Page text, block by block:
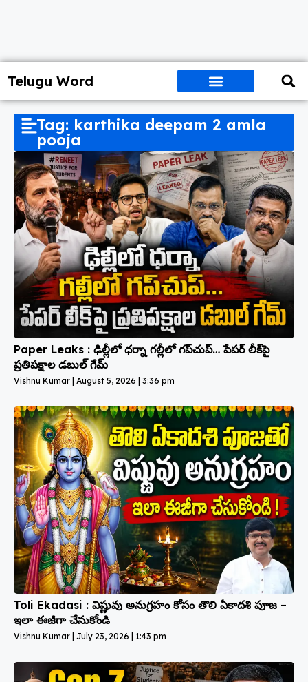
Telugu Word
Tag: karthika deepam 2 amla
pooja
Paper Leaks : ఢిల్లీలో ధర్నా గల్లీలో గప్‌చుప్… పేపర్ లీక్‌పై
ప్రతిపక్షాల డబుల్ గేమ్
Vishnu Kumar August 5, 2026 3:36 pm
Toli Ekadasi : విష్ణువు అనుగ్రహం కోసం తొలి ఏకాదశి పూజ –
ఇలా ఈజీగా చేసుకోండి
Vishnu Kumar July 23, 2026 1:43 pm